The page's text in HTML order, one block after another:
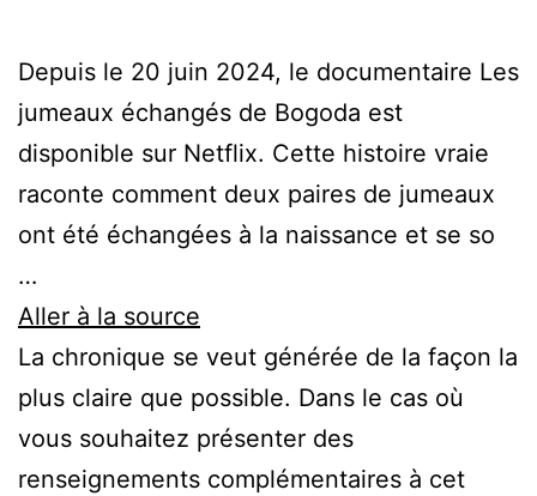
Depuis le 20 juin 2024, le documentaire Les
jumeaux échangés de Bogoda est
disponible sur Netflix. Cette histoire vraie
raconte comment deux paires de jumeaux
ont été échangées à la naissance et se so
…
Aller à la source
La chronique se veut générée de la façon la
plus claire que possible. Dans le cas où
vous souhaitez présenter des
renseignements complémentaires à cet